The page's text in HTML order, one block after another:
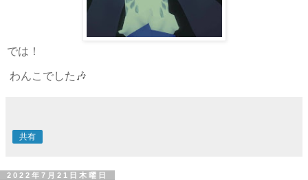
では！
わんこでした🎶
共有
2022年7月21日木曜日